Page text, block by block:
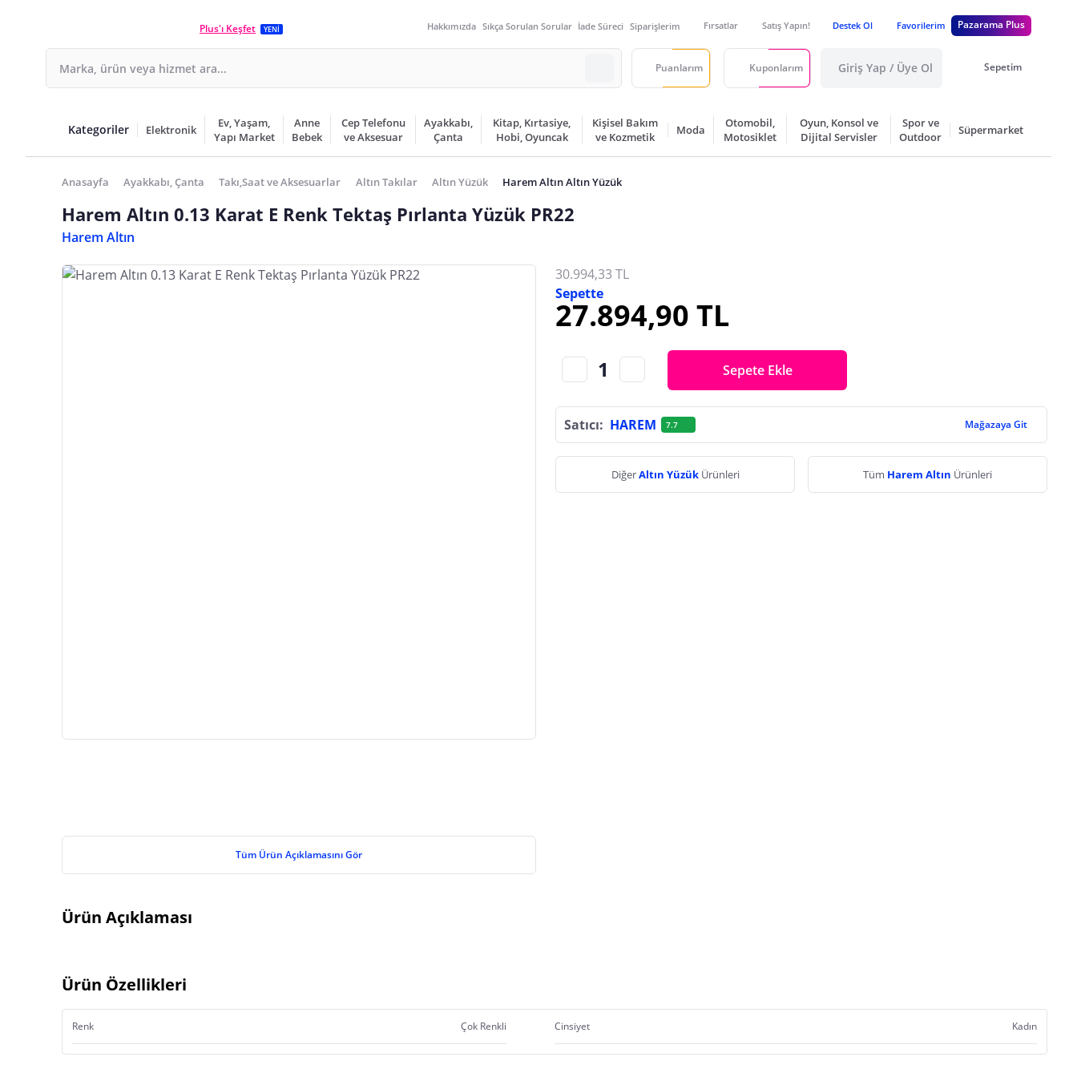
Plus'ı Keşfet YENİ Hakkımızda Sıkça Sorulan Sorular İade Süreci Siparişlerim Fırsatlar Satış Yapın! Destek Ol Favorilerim Pazarama Plus
Puanlarım Kuponlarım Giriş Yap / Üye Ol Sepetim
Kategoriler Elektronik
Ev, Yaşam,
Yapı Market
Anne
Bebek
Cep Telefonu
ve Aksesuar
Ayakkabı,
Çanta
Kitap, Kırtasiye,
Hobi, Oyuncak
Kişisel Bakım
ve Kozmetik
Moda
Otomobil,
Motosiklet
Oyun, Konsol ve
Dijital Servisler
Spor ve
Outdoor
Süpermarket
Anasayfa Ayakkabı, Çanta Takı,Saat ve Aksesuarlar Altın Takılar Altın Yüzük Harem Altın Altın Yüzük
Harem Altın 0.13 Karat E Renk Tektaş Pırlanta Yüzük PR22
Harem Altın
Tüm Ürün Açıklamasını Gör
30.994,33 TL
Sepette
27.894,90 TL
Sepete Ekle
Satıcı: HAREM 7.7 Mağazaya Git
DiğerAltın Yüzük Ürünleri Tüm Harem Altın Ürünleri
Ürün Açıklaması
Ürün Özellikleri
Renk Çok Renkli Cinsiyet Kadın